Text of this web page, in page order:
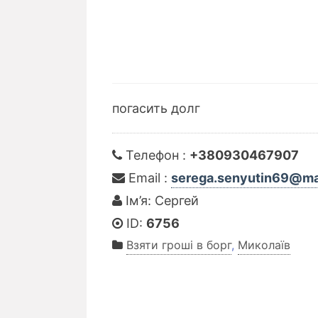
погасить долг
Телефон : +380930467907
Email :
Ім’я: Сергей
ID: 6756
Взяти гроші в борг, Миколаїв